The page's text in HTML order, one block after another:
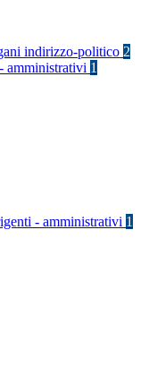
indirizzo-politico 2
amministrativi 1
- amministrativi 1